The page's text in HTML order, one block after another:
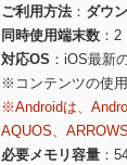
ご利用方法
ダウ
同時使用端末数
2
対応OS
iOS最新
※コンテンツの使
※Androidは、
AQUOS、
必要メモリ容量